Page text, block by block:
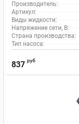
Производитель:
Артикул:
Виды жидкости:
Напряжение сети, В:
Страна производства:
Тип насоса:
837 руб